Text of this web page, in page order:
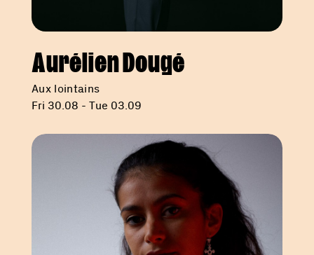
Aurélien Dougé
Aux lointains
Fri 30.08 - Tue 03.09